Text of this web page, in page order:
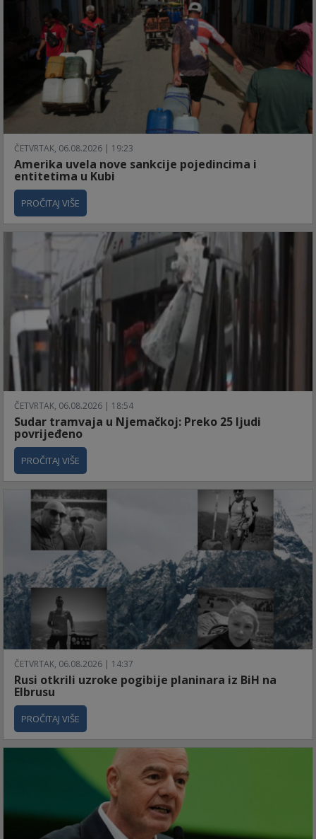
ČETVRTAK, 06.08.2026 | 19:23
Amerika uvela nove sankcije pojedincima i
entitetima u Kubi
PROČITAJ VIŠE
ČETVRTAK, 06.08.2026 | 18:54
Sudar tramvaja u Njemačkoj: Preko 25 ljudi
povrijeđeno
PROČITAJ VIŠE
ČETVRTAK, 06.08.2026 | 14:37
Rusi otkrili uzroke pogibije planinara iz BiH na
Elbrusu
PROČITAJ VIŠE